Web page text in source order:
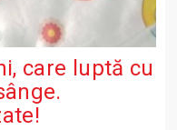
care luptă cu